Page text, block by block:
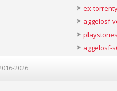
ex-
aggelosf-
aggelosf-
2026